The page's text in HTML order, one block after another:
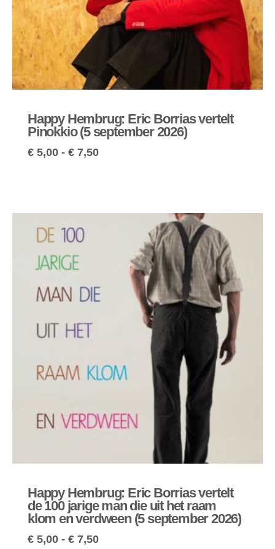
Happy Hembrug: Eric Borrias vertelt
Pinokkio (5 september 2026)
€ 5,00 - € 7,50
Happy Hembrug: Eric Borrias vertelt
de 100 jarige man die uit het raam
klom en verdween (5 september 2026)
€ 5,00 - € 7,50